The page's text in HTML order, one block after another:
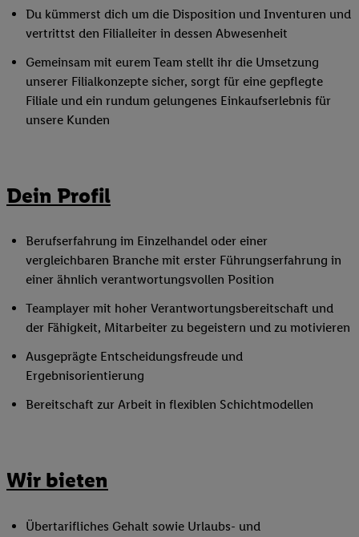
Du kümmerst dich um die Disposition und Inventuren und
vertrittst den Filialleiter in dessen Abwesenheit
Gemeinsam mit eurem Team stellt ihr die Umsetzung
unserer Filialkonzepte sicher, sorgt für eine gepflegte
Filiale und ein rundum gelungenes Einkaufserlebnis für
unsere Kunden
Dein Profil
Berufserfahrung im Einzelhandel oder einer
vergleichbaren Branche mit erster Führungserfahrung in
einer ähnlich verantwortungsvollen Position
Teamplayer mit hoher Verantwortungsbereitschaft und
der Fähigkeit, Mitarbeiter zu begeistern und zu motivieren
Ausgeprägte Entscheidungsfreude und
Ergebnisorientierung
Bereitschaft zur Arbeit in flexiblen Schichtmodellen
Wir bieten
Übertarifliches Gehalt sowie Urlaubs- und